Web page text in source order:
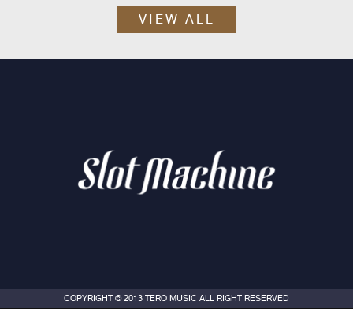
VIEW ALL
COPYRIGHT © 2013 TERO MUSIC ALL RIGHT RESERVED